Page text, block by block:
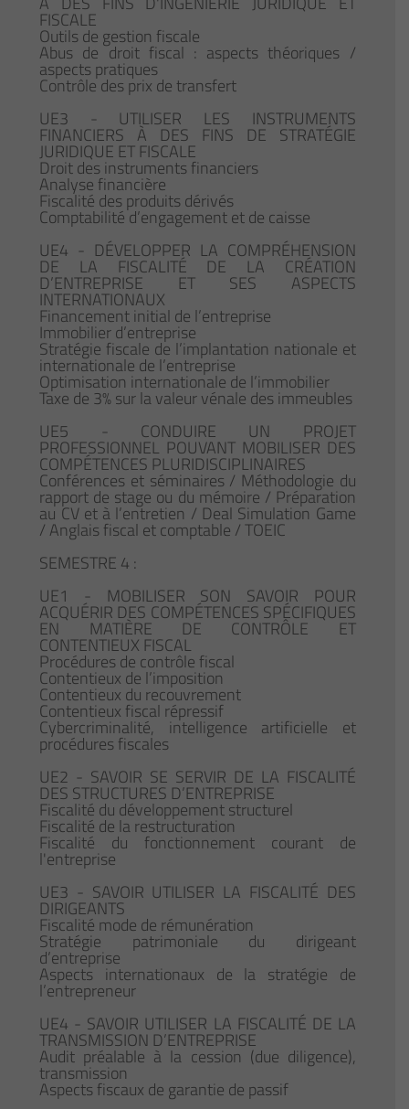
FISCALE
Outils de gestion fiscale
Abus de droit fiscal : aspects théoriques /
aspects pratiques
Contrôle des prix de transfert
UE3 - UTILISER LES INSTRUMENTS
FINANCIERS À DES FINS DE STRATÉGIE
JURIDIQUE ET FISCALE
Droit des instruments financiers
Analyse financière
Fiscalité des produits dérivés
Comptabilité d’engagement et de caisse
UE4 - DÉVELOPPER LA COMPRÉHENSION
DE LA FISCALITÉ DE LA CRÉATION
D’ENTREPRISE ET SES ASPECTS
INTERNATIONAUX
Financement initial de l’entreprise
Immobilier d’entreprise
Stratégie fiscale de l’implantation nationale et
internationale de l’entreprise
Optimisation internationale de l’immobilier
Taxe de 3% sur la valeur vénale des immeubles
UE5 - CONDUIRE UN PROJET
PROFESSIONNEL POUVANT MOBILISER DES
COMPÉTENCES PLURIDISCIPLINAIRES
Conférences et séminaires / Méthodologie du
rapport de stage ou du mémoire / Préparation
au CV et à l’entretien / Deal Simulation Game
/ Anglais fiscal et comptable / TOEIC
SEMESTRE 4 :
UE1 - MOBILISER SON SAVOIR POUR
ACQUÉRIR DES COMPÉTENCES SPÉCIFIQUES
EN MATIÈRE DE CONTRÔLE ET
CONTENTIEUX FISCAL
Procédures de contrôle fiscal
Contentieux de l’imposition
Contentieux du recouvrement
Contentieux fiscal répressif
Cybercriminalité, intelligence artificielle et
procédures fiscales
UE2 - SAVOIR SE SERVIR DE LA FISCALITÉ
DES STRUCTURES D’ENTREPRISE
Fiscalité du développement structurel
Fiscalité de la restructuration
Fiscalité du fonctionnement courant de
l'entreprise
UE3 - SAVOIR UTILISER LA FISCALITÉ DES
DIRIGEANTS
Fiscalité mode de rémunération
Stratégie patrimoniale du dirigeant
d’entreprise
Aspects internationaux de la stratégie de
l’entrepreneur
UE4 - SAVOIR UTILISER LA FISCALITÉ DE LA
TRANSMISSION D’ENTREPRISE
Audit préalable à la cession (due diligence),
transmission
Aspects fiscaux de garantie de passif